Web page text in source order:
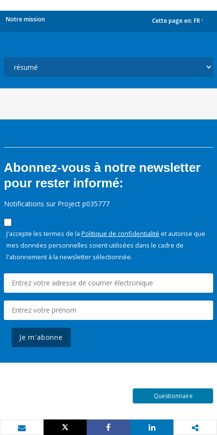
Notre mission Cette page en: FR
Abonnez-vous à notre newsletter
pour rester informé:
Notifications sur Project p035777
J'accepte les termes de la Politique de confidentialité et autorise que
mes données personnelles soient utilisées dans le cadre de
l'abonnement à la newsletter sélectionnée.
Je m'abonne
Questionnaire